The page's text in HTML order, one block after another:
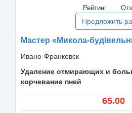
Рейтинг
Предложить
Мастер «Микола-
Ивано-Франковск
Удаление отмирающих и
корчевание пней
65.00